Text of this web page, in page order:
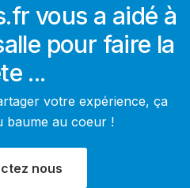
vous a aidé à
pour faire la
...
votre expérience, ça
baume au coeur !
nous